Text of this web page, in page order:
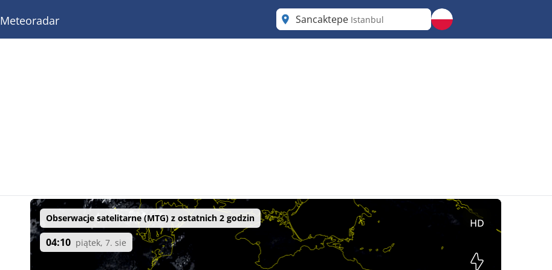
Meteoradar Sancaktepe Istanbul
Obserwacje satelitarne (MTG) z ostatnich 2 godzin
04:10 piątek, 7. sie